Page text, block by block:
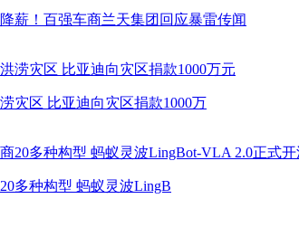
薪！百强车商兰天集团回应暴雷传闻
灾区 比亚迪向灾区捐款1000万
多种构型 蚂蚁灵波LingB